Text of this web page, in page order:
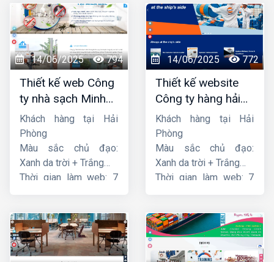
14/06/2025 794
Thiết kế web Công
ty nhà sạch Minh
Dương
Khách hàng tại Hải
Phòng
Màu sắc chủ đạo:
Xanh da trời + Trắng
Thời gian làm web: 7
14/06/2025 772
Thiết kế website
Công ty hàng hải
liên minh
Khách hàng tại Hải
Phòng
Màu sắc chủ đạo:
Xanh da trời + Trắng
Thời gian làm web: 7